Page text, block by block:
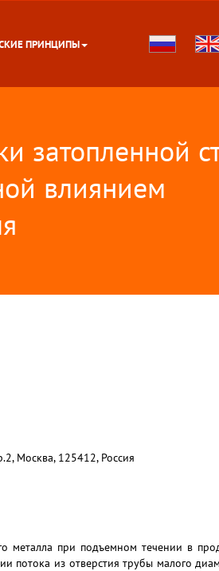
ПРИНЦИПЫ
затопленной
влиянием
Москва, 125412, Россия
металла при подъемном течении в
потока из отверстия трубы малого